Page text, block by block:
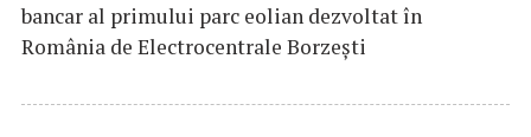
bancar al primului parc eolian dezvoltat în
România de Electrocentrale Borzești